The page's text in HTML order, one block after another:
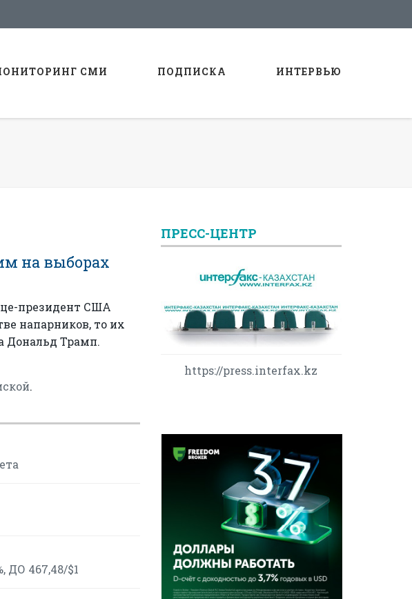
СМИ ПОДПИСКА ИНТЕРВЬЮ
на выборах
президент США
напарников, то их
Дональд Трамп.
.
467,48/$1
ПРЕСС-ЦЕНТР
https://press.interfax.kz